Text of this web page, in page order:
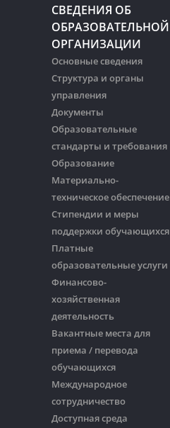
СВЕДЕНИЯ ОБ
ОБРАЗОВАТЕЛЬНОЙ
ОРГАНИЗАЦИИ
Основные сведения
Структура и органы
управления
Документы
Образовательные
стандарты и требования
Образование
Материально-
техническое обеспечение
Стипендии и меры
поддержки обучающихся
Платные
образовательные услуги
Финансово-
хозяйственная
деятельность
Вакантные места для
приема / перевода
обучающихся
Международное
сотрудничество
Доступная среда